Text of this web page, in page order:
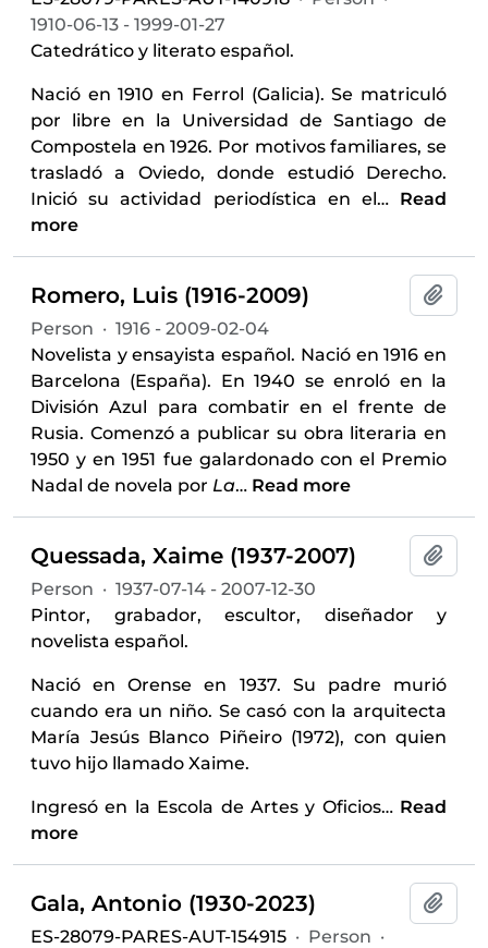
1910-06-13 - 1999-01-27
Catedrático y literato español.
Nació en 1910 en Ferrol (Galicia). Se matriculó
por libre en la Universidad de Santiago de
Compostela en 1926. Por motivos familiares, se
trasladó a Oviedo, donde estudió Derecho.
Inició su actividad periodística en el… Read
more
Romero, Luis (1916-2009)
Person · 1916 - 2009-02-04
Novelista y ensayista español. Nació en 1916 en
Barcelona (España). En 1940 se enroló en la
División Azul para combatir en el frente de
Rusia. Comenzó a publicar su obra literaria en
1950 y en 1951 fue galardonado con el Premio
Nadal de novela por La… Read more
Quessada, Xaime (1937-2007)
Person · 1937-07-14 - 2007-12-30
Pintor, grabador, escultor, diseñador y
novelista español.
Nació en Orense en 1937. Su padre murió
cuando era un niño. Se casó con la arquitecta
María Jesús Blanco Piñeiro (1972), con quien
tuvo hijo llamado Xaime.
Ingresó en la Escola de Artes y Oficios… Read
more
Gala, Antonio (1930-2023)
ES-28079-PARES-AUT-154915 · Person ·